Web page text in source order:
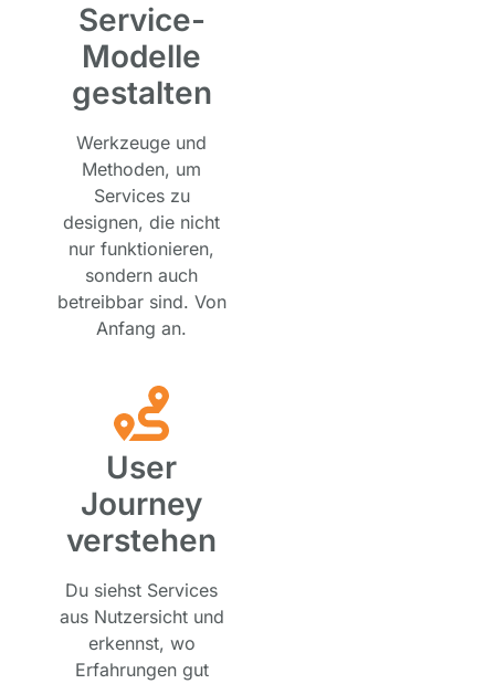
Service-
Modelle
gestalten
Werkzeuge und
Methoden, um
Services zu
designen, die nicht
nur funktionieren,
sondern auch
betreibbar sind. Von
Anfang an.
User
Journey
verstehen
Du siehst Services
aus Nutzersicht und
erkennst, wo
Erfahrungen gut